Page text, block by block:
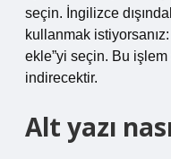
seçin. İngilizce
kullanmak istiyorsanız:
ekle”yi seçin. Bu
indirecektir.
Alt yazı